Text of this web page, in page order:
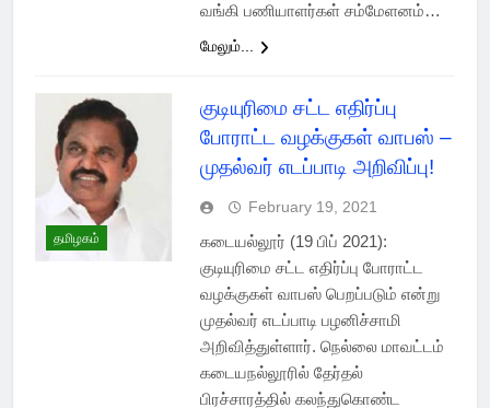
வங்கி பணியாளர்கள் சம்மேளனம்…
மேலும்...
தமிழகம்
குடியுரிமை சட்ட எதிர்ப்பு
போராட்ட வழக்குகள் வாபஸ் –
முதல்வர் எடப்பாடி அறிவிப்பு!
February 19, 2021
கடையல்லூர் (19 பிப் 2021):
குடியுரிமை சட்ட எதிர்ப்பு போராட்ட
வழக்குகள் வாபஸ் பெறப்படும் என்று
முதல்வர் எடப்பாடி பழனிச்சாமி
அறிவித்துள்ளார். நெல்லை மாவட்டம்
கடையநல்லூரில் தேர்தல்
பிரச்சாரத்தில் கலந்துகொண்ட